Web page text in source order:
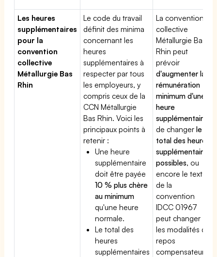
Les heures
supplémentaires
pour la
convention
collective
Métallurgie Bas
Rhin
Le code du travail
définit des minima
concernant les
heures
supplémentaires à
respecter par tous
les employeurs, y
compris ceux de la
CCN Métallurgie
Bas Rhin. Voici les
principaux points à
retenir :
Une heure
supplémentaire
doit être payée
10 % plus chère
au minimum
qu'une heure
normale.
Le total des
heures
supplémentaires
La convention
collective
Métallurgie Bas
Rhin peut
prévoir
d'augmenter la
rémunération
minimum d'une
heure
supplémentaire
de changerle
total des heures
supplémentaires
possibles, ou
encore le texte
de la
convention
IDCC 01967
peut changer
les modalités du
repos
compensateur.